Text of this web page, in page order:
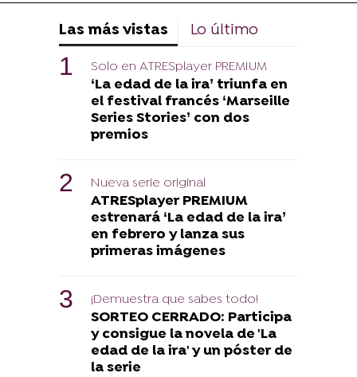
Las más vistas Lo último
Solo en ATRESplayer PREMIUM
‘La edad de la ira’ triunfa en
el festival francés ‘Marseille
Series Stories’ con dos
premios
Nueva serie original
ATRESplayer PREMIUM
estrenará ‘La edad de la ira’
en febrero y lanza sus
primeras imágenes
¡Demuestra que sabes todo!
SORTEO CERRADO: Participa
y consigue la novela de 'La
edad de la ira' y un póster de
la serie